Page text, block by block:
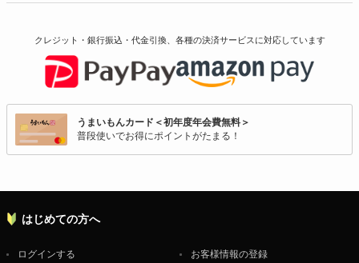
クレジット・銀行振込・代金引換、各種の決済サービスに対応しています
うまいもんカード＜初年度年会費無料＞
普段使いでお得にポイントがたまる！
はじめての方へ
ログインする お客様情報の登録